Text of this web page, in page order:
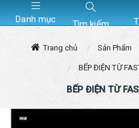
Danh mục Tìm kiếm
Trang chủ Sản Phẩm
BẾP ĐIỆN TỪ
BẾP ĐIỆN TỪ